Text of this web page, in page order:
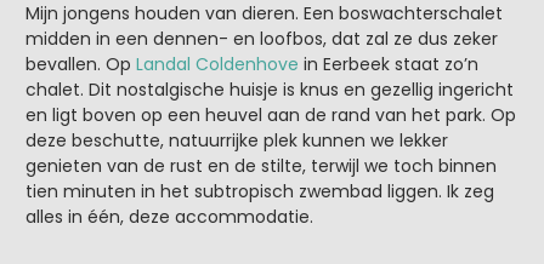
Mijn jongens houden van dieren. Een boswachterschalet
midden in een dennen- en loofbos, dat zal ze dus zeker
bevallen. Op Landal Coldenhove in Eerbeek staat zo’n
chalet. Dit nostalgische huisje is knus en gezellig ingericht
en ligt boven op een heuvel aan de rand van het park. Op
deze beschutte, natuurrijke plek kunnen we lekker
genieten van de rust en de stilte, terwijl we toch binnen
tien minuten in het subtropisch zwembad liggen. Ik zeg
alles in één, deze accommodatie.